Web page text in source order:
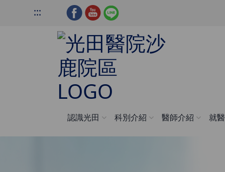
:::
認識光田 科別介紹 醫師介紹 就